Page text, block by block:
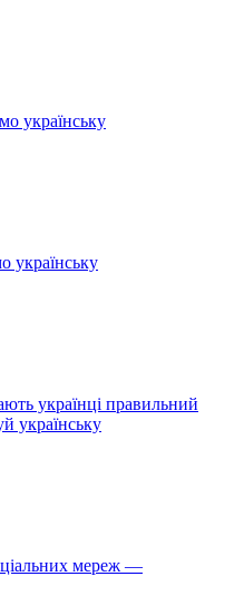
українську
українську
українці правильний
українську
мереж —